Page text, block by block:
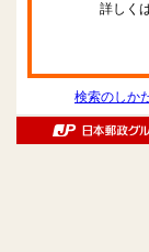
詳しく
検索のしか